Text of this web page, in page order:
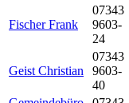
Fischer Frank
07343
9603-
24
Geist Christian
07343
9603-
40